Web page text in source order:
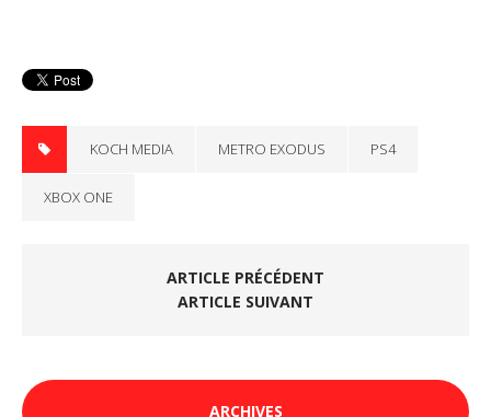
KOCH MEDIA METRO EXODUS PS4
XBOX ONE
ARTICLE PRÉCÉDENT
ARTICLE SUIVANT
ARCHIVES